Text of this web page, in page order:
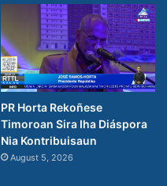
PR Horta Rekoñese
Timoroan Sira Iha Diáspora
Nia Kontribuisaun
August 5, 2026